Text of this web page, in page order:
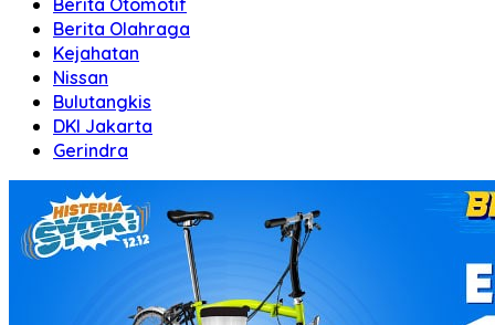
Berita Olahraga
Kejahatan
Nissan
Bulutangkis
DKI Jakarta
Gerindra